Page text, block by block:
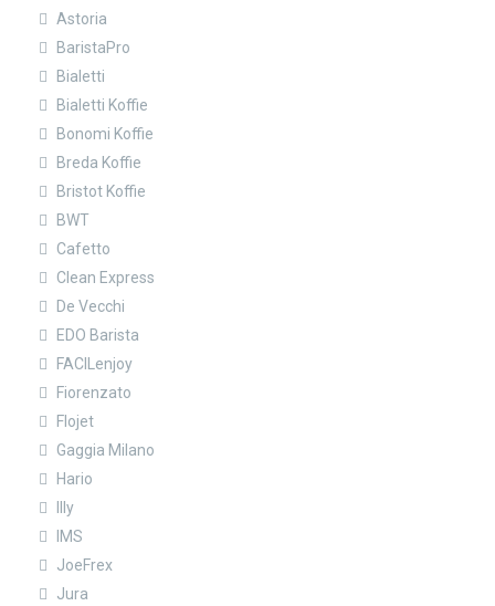
Astoria
BaristaPro
Bialetti
Bialetti Koffie
Bonomi Koffie
Breda Koffie
Bristot Koffie
BWT
Cafetto
Clean Express
De Vecchi
EDO Barista
FACILenjoy
Fiorenzato
Flojet
Gaggia Milano
Hario
Illy
IMS
JoeFrex
Jura